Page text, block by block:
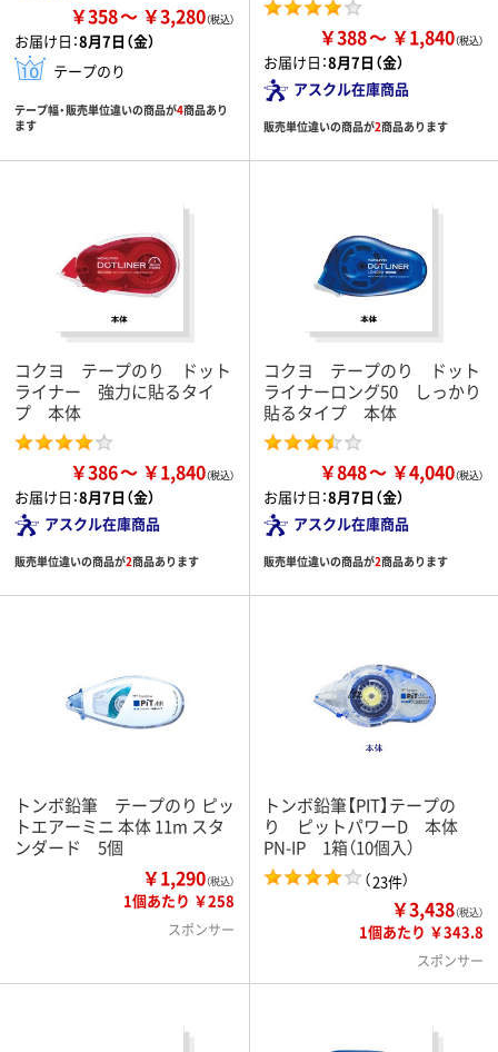
￥358 ￥3,280
お届け日：8月7日（金）
テープのり
テープ幅・販売単位違いの商品が4商品あり
ます
￥388 ￥1,840
お届け日：8月7日（金）
アスクル在庫商品
販売単位違いの商品が2商品あります
コクヨ テープのり ドット
ライナー 強力に貼るタイ
プ 本体
￥386 ￥1,840
お届け日：8月7日（金）
アスクル在庫商品
販売単位違いの商品が2商品あります
コクヨ テープのり ドット
ライナーロング50 しっかり
貼るタイプ 本体
￥848 ￥4,040
お届け日：8月7日（金）
アスクル在庫商品
販売単位違いの商品が2商品あります
トンボ鉛筆 テープのり ピッ
トエアーミニ 本体 11m スタ
ンダード 5個
￥1,290（税込）
1個あたり ￥258
スポンサー
トンボ鉛筆【PIT】テープの
り ピットパワーD 本体
PN-IP 1箱（10個入）
（23件）
￥3,438（税込）
1個あたり ￥343.8
スポンサー